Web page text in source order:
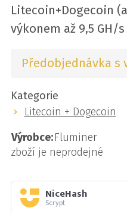
Litecoin+Dogecoin
výkonem až 9,5 GH/
Předobjednávka s
Kategorie
Litecoin + Dogecoin
Výrobce:Fluminer
zboží je neprodejné
NiceHash
Scrypt